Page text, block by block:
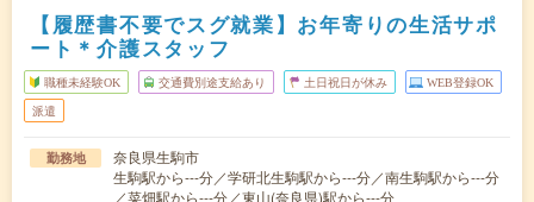
【履歴書不要でスグ就業】お年寄りの生活サポ
ート＊介護スタッフ
職種未経験OK 交通費別途支給あり 土日祝日が休み WEB登録OK
派遣
勤務地
奈良県生駒市
生駒駅から---分／学研北生駒駅から---分／南生駒駅から---分
／菜畑駅から---分／東山(奈良県)駅から---分